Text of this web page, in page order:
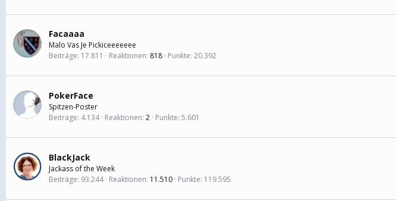
Facaaaa
Malo Vas Je Pickiceeeeeee
Beiträge 17.811 Reaktionen 818 Punkte 20.392
PokerFace
Spitzen-Poster
Beiträge 4.134 Reaktionen 2 Punkte 5.601
BlackJack
Jackass of the Week
Beiträge 93.244 Reaktionen 11.510 Punkte 119.595